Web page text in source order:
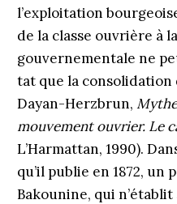
l’exploitation
de la classe ouvrière à
gouvernementale ne
tat que la consolidation
Dayan-Herzbrun,
mouvement ouvrier. Le
L’Harmattan, 1990).
qu’il publie en 1872, un
Bakounine, qui